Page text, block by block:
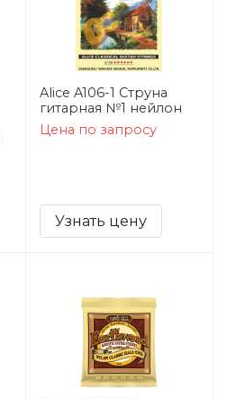
Alice A106-1 Струна
гитарная №1 нейлон
Цена по запросу
Узнать цену